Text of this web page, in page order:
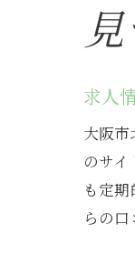
求人
大阪
のサ
も定
らの